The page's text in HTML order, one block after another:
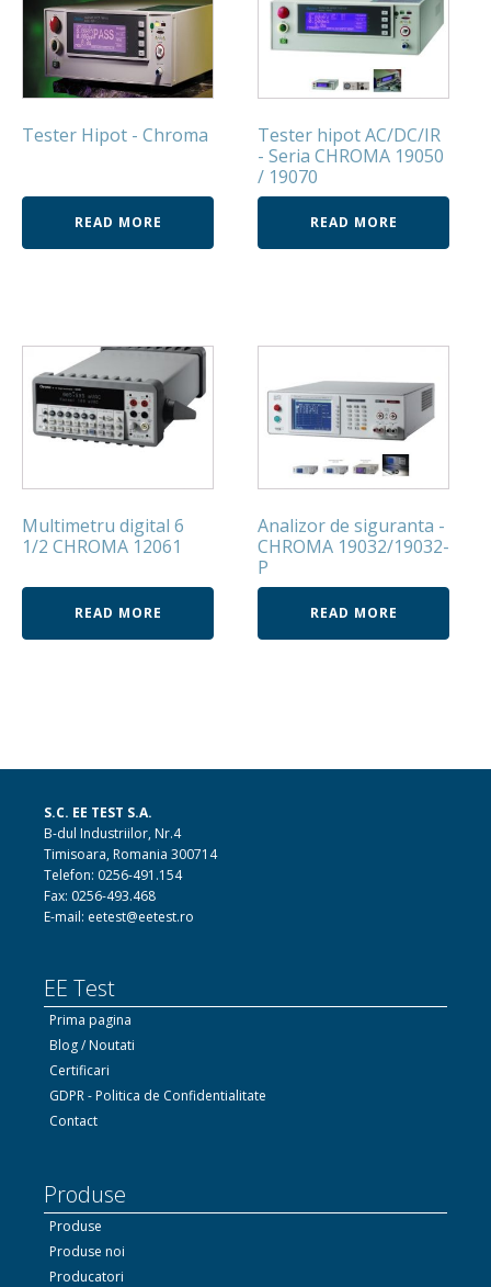
Tester Hipot - Chroma
READ MORE
Tester hipot AC/DC/IR
- Seria CHROMA 19050
/ 19070
READ MORE
Multimetru digital 6
1/2 CHROMA 12061
READ MORE
Analizor de siguranta -
CHROMA 19032/19032-
P
READ MORE
S.C. EE TEST S.A.
B-dul Industriilor, Nr.4
Timisoara, Romania 300714
Telefon: 0256-491.154
Fax: 0256-493.468
E-mail: eetest@eetest.ro
EE Test
Prima pagina
Blog / Noutati
Certificari
GDPR - Politica de Confidentialitate
Contact
Produse
Produse
Produse noi
Producatori